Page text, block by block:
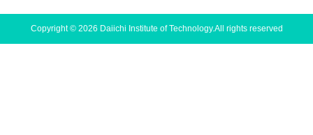
Copyright © 2026 Daiichi Institute of Technology.All rights reserved